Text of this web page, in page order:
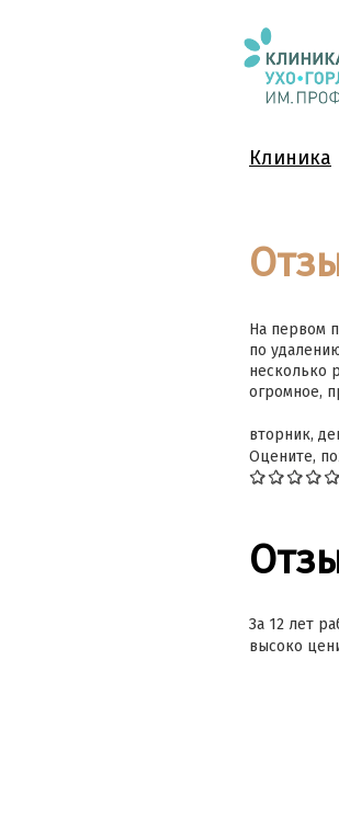
Клиника
На первом
по
несколько
огромное,
вторник,
Оцените,
За 12 лет
высоко